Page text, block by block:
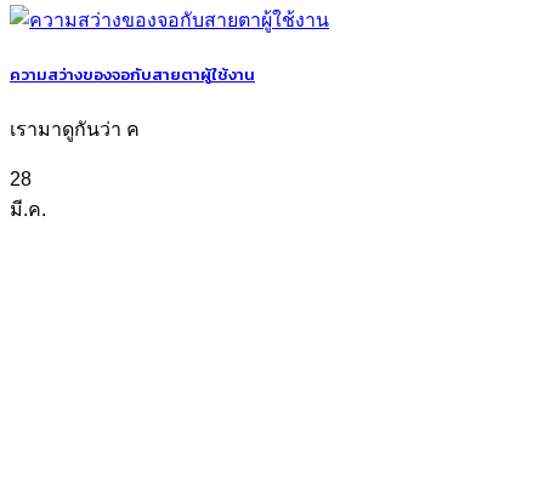
ความสว่างของจอกับสายตาผู้ใช้งาน
เรามาดูกันว่า ค
28
มี.ค.